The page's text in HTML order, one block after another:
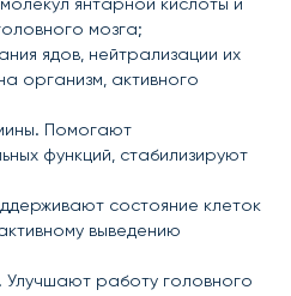
янтарной кислоты и
мозга;
ядов, нейтрализации их
организм, активного
Помогают
функций, стабилизируют
состояние клеток
выведению
работу головного